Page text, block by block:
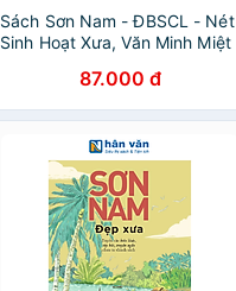
Sách Sơn Nam - ĐBSCL - Nét
Sinh Hoạt Xưa, Văn Minh Miệt
87.000 đ